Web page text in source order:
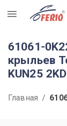
R
61061-
крыльев
KUN25
Главная /